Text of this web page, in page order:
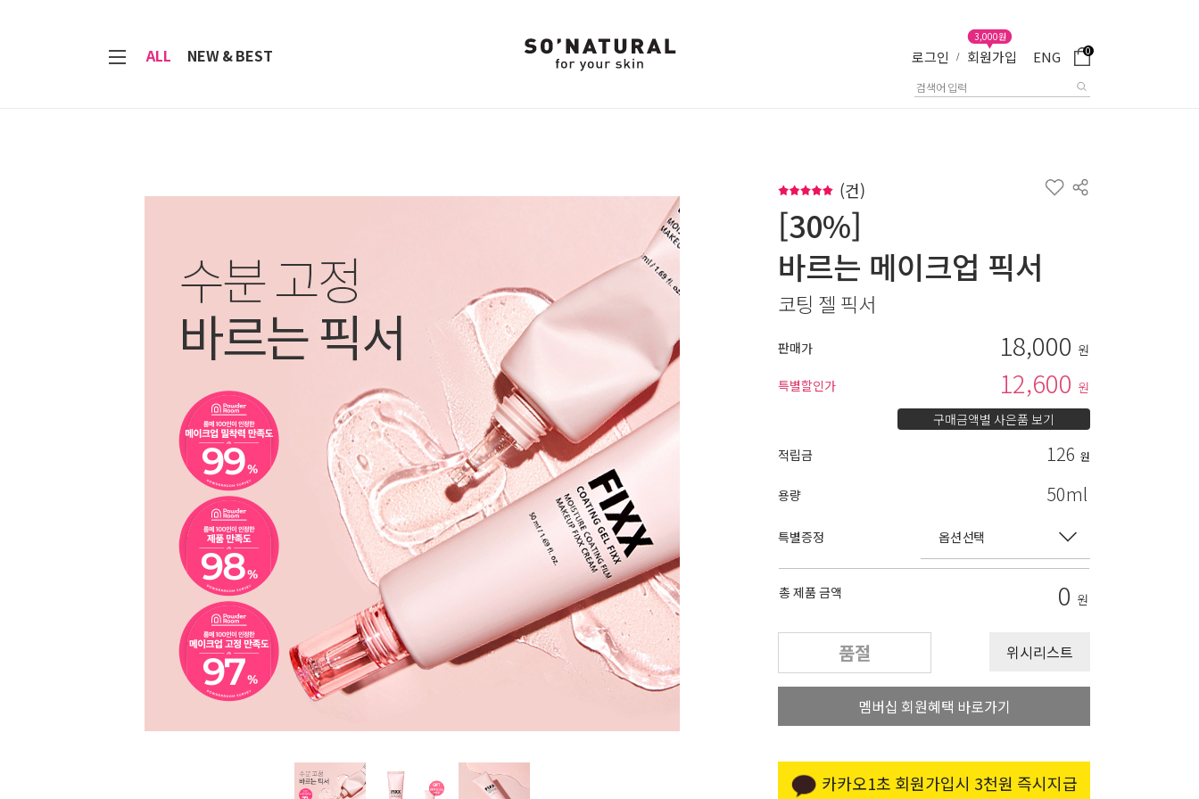
ALL NEW & BEST 로그인 / 회원가입
3,000원
ENG 0
(건)
[30%]
바르는 메이크업 픽서
코팅 젤 픽서
판매가 18,000 원
특별할인가
12,600 원
구매금액별 사은품 보기
적립금
126 원
용량 50ml
특별증정
총 제품 금액 0 원
품절 위시리스트
멤버십 회원혜택 바로가기
카카오1초 회원가입시 3천원 즉시지급